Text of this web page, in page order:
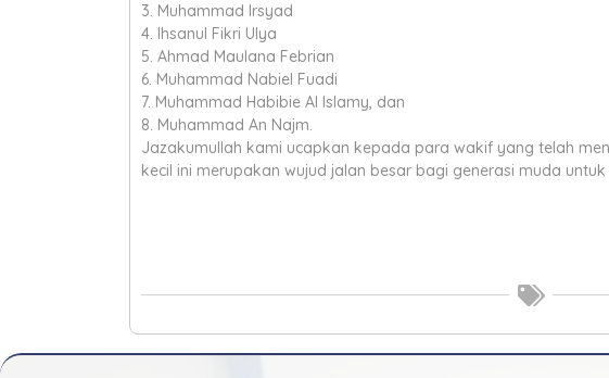
3. Muhammad Irsyad
4. Ihsanul Fikri Ulya
5. Ahmad Maulana Febrian
6. Muhammad Nabiel Fuadi
7. Muhammad Habibie Al Islamy, dan
8. Muhammad An Najm.
Jazakumullah kami ucapkan kepada para wakif yang telah
kecil ini merupakan wujud jalan besar bagi generasi muda